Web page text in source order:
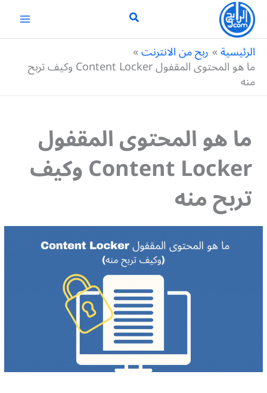
تخطي
المحتوى
الرئيسية ربح من الانترنت
ما هو المحتوى المقفول Content Locker وكيف تربح
منه
ما هو المحتوى المقفول
Content Locker وكيف
تربح منه